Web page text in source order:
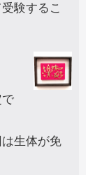
験するこ
は生体が免